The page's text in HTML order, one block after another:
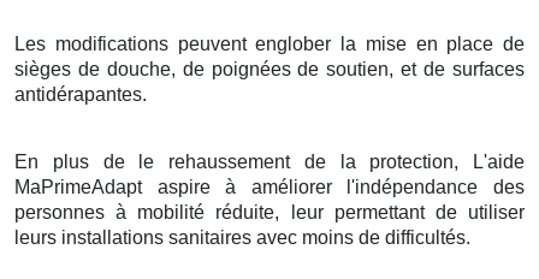
Les modifications peuvent englober la mise en place de
sièges de douche, de poignées de soutien, et de surfaces
antidérapantes.
En plus de le rehaussement de la protection, L'aide
MaPrimeAdapt aspire à améliorer l'indépendance des
personnes à mobilité réduite, leur permettant de utiliser
leurs installations sanitaires avec moins de difficultés.